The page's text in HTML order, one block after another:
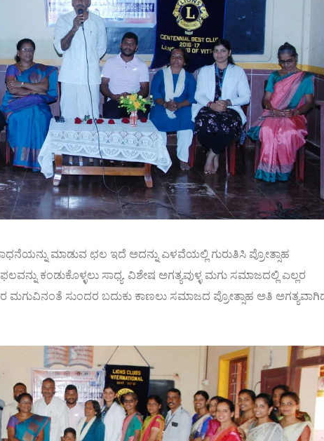
ಮಾಡುವ ಛಲ ಇದೆ ಅದನ್ನು ಎಳವೆಯಲ್ಲಿ ಗುರುತಿಸಿ ಪ್ರೋತ್ಸಾಹ
ಕಂಡುಕೊಳ್ಳಲು ಸಾಧ್ಯ. ವಿಶೇಷ ಅಗತ್ಯವುಳ್ಳ ಮಗು ಸಮಾಜದಲ್ಲಿ ಎಲ್ಲರ
ಸುಂದರ ಬದುಕು ಕಾಣಲು ಸಮಾಜದ ಪ್ರೋತ್ಸಾಹ ಅತಿ